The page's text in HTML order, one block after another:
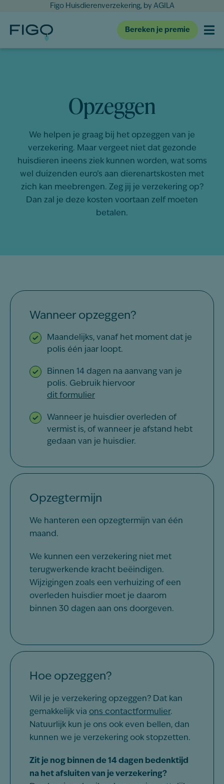
Figo Huisdierenverzekering, by AGILA
Bereken je premie
Opzeggen
We helpen je graag bij het opzeggen van je
verzekering. Maar vergeet niet dat gezonde
huisdieren ineens ziek kunnen worden, wat soms
wel duizenden euro’s aan dierenartskosten met
zich kan meebrengen. Zeg jij je verzekering op?
Dan zal je deze kosten voortaan zelf moeten
betalen.
Wanneer opzeggen?
Maandelijks, vanaf het moment dat je
polis één jaar loopt.
Binnen 14 dagen na aanvang van je
polis. Gebruik hiervoor
dit formulier
Wanneer je huisdier overleden of
vermist is, of wanneer je afstand hebt
gedaan van je huisdier.
Opzegtermijn
We hanteren een opzegtermijn van één
maand.
We kunnen een verzekering niet met
terugwerkende kracht beëindigen.
Wijzigingen zoals een verhuizing of een
overleden huisdier moet je daarom
binnen 30 dagen aan ons doorgeven.
Hoe opzeggen?
Wil je je verzekering opzeggen? Dat kan
gemakkelijk via ons contactformulier.
Natuurlijk kun je ons ook even bellen, dan
kunnen we je verzekering ook stopzetten.
Zit je nog binnen de 14 dagen bedenktijd
na het afsluiten van je verzekering?